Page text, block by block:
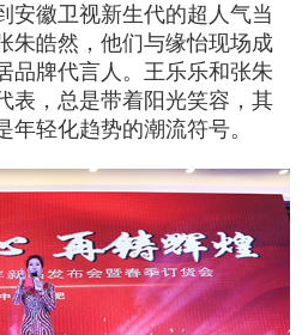
安徽卫视新生代的超人气当
朱皓然，他们与缘怡现场成
品牌代言人。王乐乐和张朱
表，总是带着阳光笑容，其
轻化趋势的潮流符号。